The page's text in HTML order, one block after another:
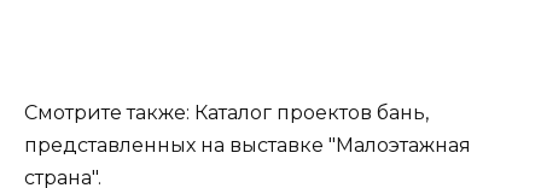
Смотрите также: Каталог проектов бань,
представленных на выставке "Малоэтажная
страна".